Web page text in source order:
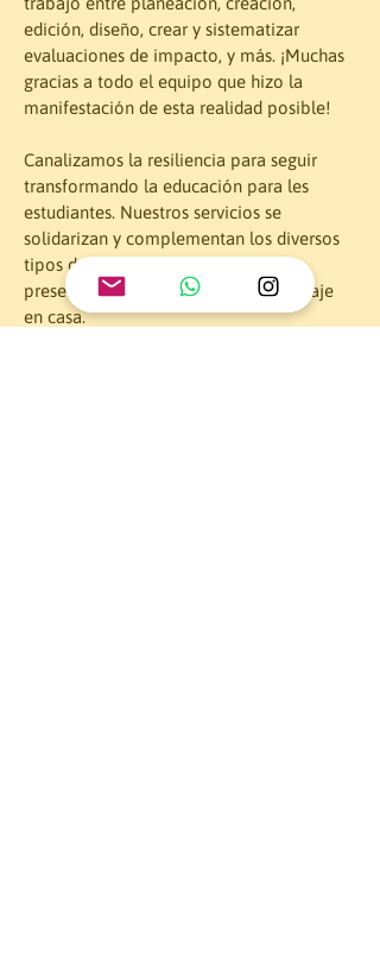
edición, diseño, crear y sistematizar
evaluaciones de impacto, y más. ¡Muchas
gracias a todo el equipo que hizo la
manifestación de esta realidad posible!
Canalizamos la resiliencia para seguir
transformando la educación para les
estudiantes. Nuestros servicios se
solidarizan y complementan los diversos
tipos de espacio de aprendizaje:
presencial, híbrido, virtual y aprendizaje
en casa.